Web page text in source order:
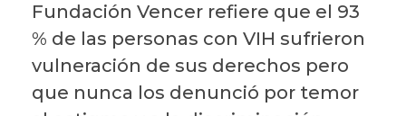
Fundación Vencer refiere que el 93
% de las personas con VIH sufrieron
vulneración de sus derechos pero
que nunca los denunció por temor